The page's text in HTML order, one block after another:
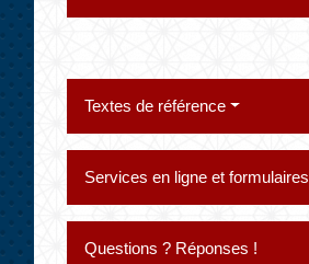
Textes de référence
Services en ligne et formulaires
Questions ? Réponses !